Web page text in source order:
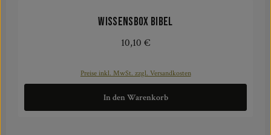
Wissensbox Bibel
Regulärer Preis:
10,10 €
Preise inkl. MwSt. zzgl. Versandkosten
In den Warenkorb